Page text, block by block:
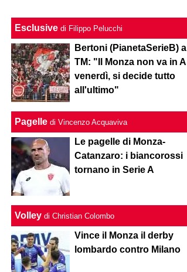
Esclusive di Filippo Pelucchi
Bertoni (PianetaSerieB) a
TM: "Il Monza non va in A
venerdì, si decide tutto
all'ultimo"
Pagelle di Vincenzo Acquaviva
Le pagelle di Monza-
Catanzaro: i biancorossi
tornano in Serie A
Volley di Christian Colombo
Vince il Monza il derby
lombardo contro Milano